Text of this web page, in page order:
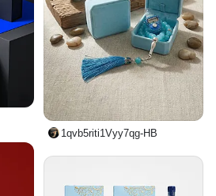
1qvb5riti1Vyy7qg-HB